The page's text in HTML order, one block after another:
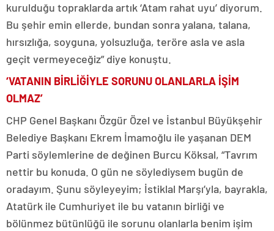
kurulduğu topraklarda artık ‘Atam rahat uyu’ diyorum.
Bu şehir emin ellerde, bundan sonra yalana, talana,
hırsızlığa, soyguna, yolsuzluğa, teröre asla ve asla
geçit vermeyeceğiz” diye konuştu.
‘VATANIN BİRLİĞİYLE SORUNU OLANLARLA İŞİM
OLMAZ’
CHP Genel Başkanı Özgür Özel ve İstanbul Büyükşehir
Belediye Başkanı Ekrem İmamoğlu ile yaşanan DEM
Parti söylemlerine de değinen Burcu Köksal, “Tavrım
nettir bu konuda. O gün ne söylediysem bugün de
oradayım. Şunu söyleyeyim; İstiklal Marşı’yla, bayrakla,
Atatürk ile Cumhuriyet ile bu vatanın birliği ve
bölünmez bütünlüğü ile sorunu olanlarla benim işim